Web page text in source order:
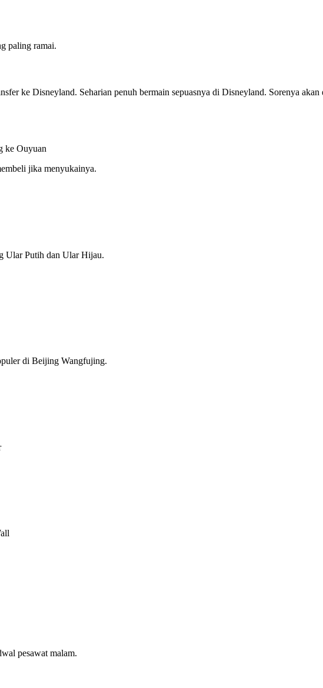
paling ramai.
ke Disneyland. Seharian penuh bermain sepuasnya di Disneyland. Sorenya
ke Ouyuan
jika menyukainya.
Ular Putih dan Ular Hijau.
di Beijing Wangfujing.
pesawat malam.